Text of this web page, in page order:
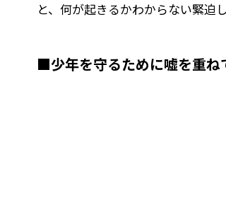
と、何が起きるかわからない緊迫
■少年を守るために嘘を重ね